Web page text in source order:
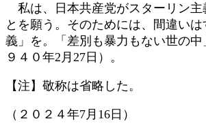
私は、日本共産党がスターリン主
とを願う。そのためには、間違い
義」を。「差別も暴力もない世の
９４０年2月27日）。
【注】敬称は省略した。
（２０２４年7月16日）